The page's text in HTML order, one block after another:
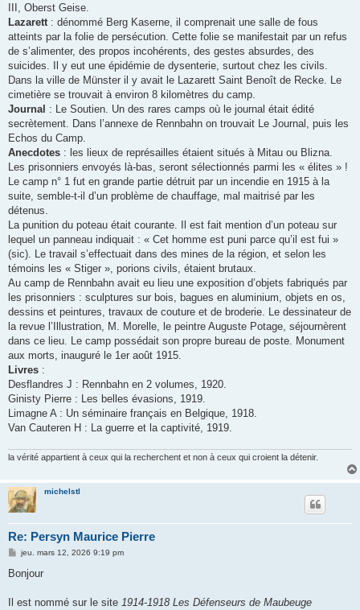
III, Oberst Geise.
Lazarett : dénommé Berg Kaserne, il comprenait une salle de fous
atteints par la folie de persécution. Cette folie se manifestait par un refus
de s’alimenter, des propos incohérents, des gestes absurdes, des
suicides. Il y eut une épidémie de dysenterie, surtout chez les civils.
Dans la ville de Münster il y avait le Lazarett Saint Benoît de Recke. Le
cimetière se trouvait à environ 8 kilomètres du camp.
Journal : Le Soutien. Un des rares camps où le journal était édité
secrètement. Dans l’annexe de Rennbahn on trouvait Le Journal, puis les
Echos du Camp.
Anecdotes : les lieux de représailles étaient situés à Mitau ou Blizna.
Les prisonniers envoyés là-bas, seront sélectionnés parmi les « élites » !
Le camp n° 1 fut en grande partie détruit par un incendie en 1915 à la
suite, semble-t-il d’un problème de chauffage, mal maitrisé par les
détenus.
La punition du poteau était courante. Il est fait mention d’un poteau sur
lequel un panneau indiquait : « Cet homme est puni parce qu’il est fui »
(sic). Le travail s’effectuait dans des mines de la région, et selon les
témoins les « Stiger », porions civils, étaient brutaux.
Au camp de Rennbahn avait eu lieu une exposition d’objets fabriqués par
les prisonniers : sculptures sur bois, bagues en aluminium, objets en os,
dessins et peintures, travaux de couture et de broderie. Le dessinateur de
la revue l’Illustration, M. Morelle, le peintre Auguste Potage, séjournèrent
dans ce lieu. Le camp possédait son propre bureau de poste. Monument
aux morts, inauguré le 1er août 1915.
Livres :
Desflandres J : Rennbahn en 2 volumes, 1920.
Ginisty Pierre : Les belles évasions, 1919.
Limagne A : Un séminaire français en Belgique, 1918.
Van Cauteren H : La guerre et la captivité, 1919.
la vérité appartient à ceux qui la recherchent et non à ceux qui croient la détenir.
michelstl
Re: Persyn Maurice Pierre
M
s
g
jeu. mars 12, 2026 9:19 pm
Bonjour
Il est nommé sur le site 1914-1918 Les Défenseurs de Maubeuge